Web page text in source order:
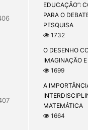
EDUCAÇÃO”:
PARA O
PESQUISA
1732
O DESENHO
IMAGINAÇÃO
1699
A
MATEMÁTICA
1664